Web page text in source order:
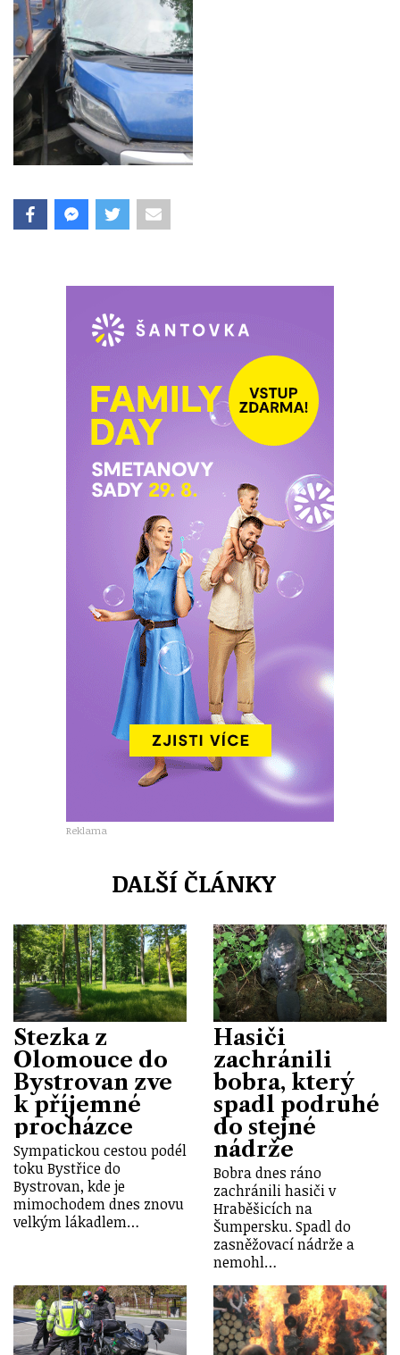
Reklama
DALŠÍ ČLÁNKY
Stezka z
Olomouce do
Bystrovan zve
k příjemné
procházce
Sympatickou cestou podél
toku Bystřice do
Bystrovan, kde je
mimochodem dnes znovu
velkým lákadlem…
Hasiči
zachránili
bobra, který
spadl podruhé
do stejné
nádrže
Bobra dnes ráno
zachránili hasiči v
Hraběšicích na
Šumpersku. Spadl do
zasněžovací nádrže a
nemohl…